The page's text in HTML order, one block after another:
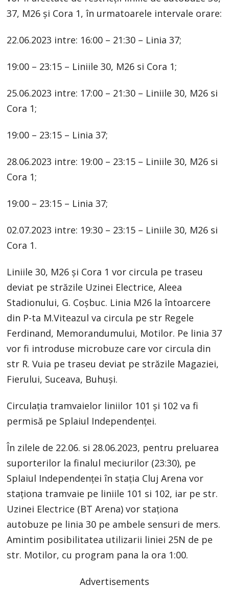
37, M26 și Cora 1, în urmatoarele intervale orare:
22.06.2023 intre: 16:00 – 21:30 – Linia 37;
19:00 – 23:15 – Liniile 30, M26 si Cora 1;
25.06.2023 intre: 17:00 – 21:30 – Liniile 30, M26 si
Cora 1;
19:00 – 23:15 – Linia 37;
28.06.2023 intre: 19:00 – 23:15 – Liniile 30, M26 si
Cora 1;
19:00 – 23:15 – Linia 37;
02.07.2023 intre: 19:30 – 23:15 – Liniile 30, M26 si
Cora 1.
Liniile 30, M26 și Cora 1 vor circula pe traseu
deviat pe străzile Uzinei Electrice, Aleea
Stadionului, G. Coșbuc. Linia M26 la întoarcere
din P-ta M.Viteazul va circula pe str Regele
Ferdinand, Memorandumului, Motilor. Pe linia 37
vor fi introduse microbuze care vor circula din
str R. Vuia pe traseu deviat pe străzile Magaziei,
Fierului, Suceava, Buhuși.
Circulația tramvaielor liniilor 101 și 102 va fi
permisă pe Splaiul Independenței.
În zilele de 22.06. si 28.06.2023, pentru preluarea
suporterilor la finalul meciurilor (23:30), pe
Splaiul Independenței în stația Cluj Arena vor
staționa tramvaie pe liniile 101 si 102, iar pe str.
Uzinei Electrice (BT Arena) vor staționa
autobuze pe linia 30 pe ambele sensuri de mers.
Amintim posibilitatea utilizarii liniei 25N de pe
str. Motilor, cu program pana la ora 1:00.
Advertisements